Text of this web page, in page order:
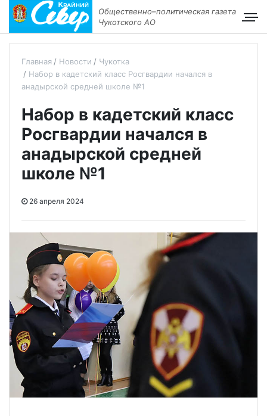
Общественно–политическая газета
Чукотского АО
Главная Новости
Чукотка
Набор в кадетский класс Росгвардии начался в
анадырской средней школе №1
Набор в кадетский класс
Росгвардии начался в
анадырской средней
школе №1
26 апреля 2024